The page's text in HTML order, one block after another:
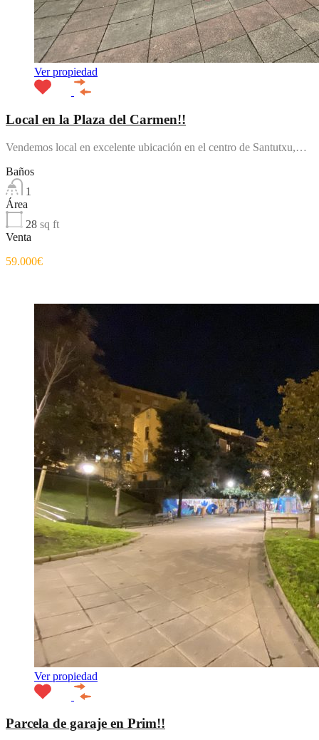
Ver propiedad
Local en la Plaza del Carmen!!
Vendemos local en excelente ubicación en el centro de Santutxu,…
Baños
1
Área
28 sq ft
Venta
59.000€
Ver propiedad
Parcela de garaje en Prim!!